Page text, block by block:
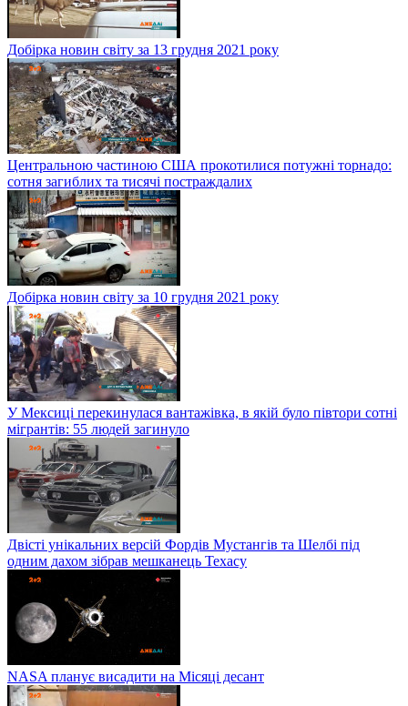
Добірка новин світу за 13 грудня 2021 року
Центральною частиною США прокотилися потужні торнадо:
сотня загиблих та тисячі постраждалих
Добірка новин світу за 10 грудня 2021 року
У Мексиці перекинулася вантажівка, в якій було півтори сотні
мігрантів: 55 людей загинуло
Двісті унікальних версій Фордів Мустангів та Шелбі під
одним дахом зібрав мешканець Техасу
NASA планує висадити на Місяці десант